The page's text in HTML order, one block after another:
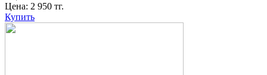
Цена: 2 950 тг.
Купить